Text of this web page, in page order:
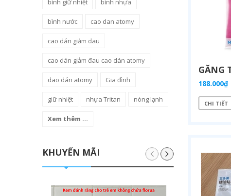
188.000₫
CHI TIẾT
bình giữ nhiệt bình nhựa
bình nước cao dan atomy
cao dán giảm dau
cao dán giảm đau cao dán atomy
dao dán atomy Gia đình
giữ nhiệt nhựa Tritan nóng lạnh
Xem thêm ...
KHUYẾN MÃI